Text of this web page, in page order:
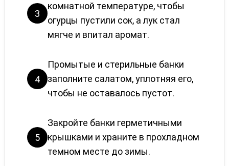
3
комнатной температуре, чтобы
огурцы пустили сок, а лук стал
мягче и впитал аромат.
4
Промытые и стерильные банки
заполните салатом, уплотняя его,
чтобы не оставалось пустот.
5
Закройте банки герметичными
крышками и храните в прохладном
темном месте до зимы.